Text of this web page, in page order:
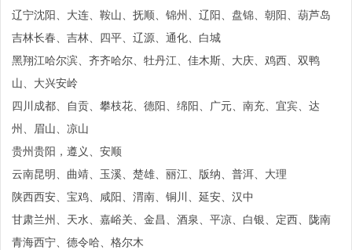
辽宁沈阳、大连、鞍山、抚顺、锦州、辽阳、盘锦、朝阳、葫芦岛
吉林长春、吉林、四平、辽源、通化、白城
黑翔江哈尔滨、齐齐哈尔、牡丹江、佳木斯、大庆、鸡西、双鸭
山、大兴安岭
四川成都、自贡、攀枝花、德阳、绵阳、广元、南充、宜宾、达
州、眉山、凉山
贵州贵阳，遵义、安顺
云南昆明、曲靖、玉溪、楚雄、丽江、版纳、普洱、大理
陕西西安、宝鸡、咸阳、渭南、铜川、延安、汉中
甘肃兰州、天水、嘉峪关、金昌、酒泉、平凉、白银、定西、陇南
青海西宁、德令哈、格尔木